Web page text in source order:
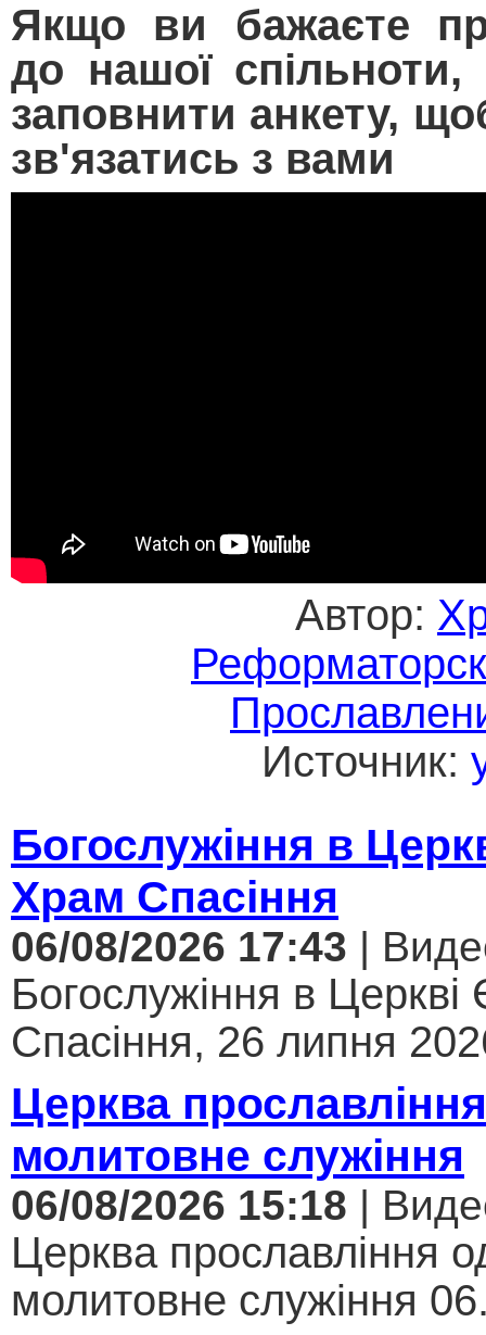
Якщо ви бажаєте
до нашої
заповнити анкету,
зв'язатись з вами
Автор:
Источник:
Богослужіння в
Храм Спасіння
06/08/2026 17:43 |
Богослужіння в
Спасіння, 26 липня
Церква
молитовне служіння
06/08/2026 15:18 |
Церква прославління
молитовне служіння